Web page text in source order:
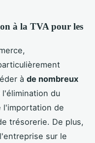
à la TVA pour les
à de nombreux
l'élimination du
l'importation de
trésorerie. De plus,
sur le